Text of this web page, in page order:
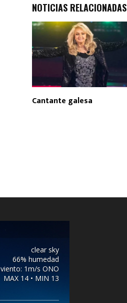
NOTICIAS RELACIONADAS
Cantante galesa
clear sky
66% humedad
viento: 1m/s ONO
MAX 14 • MIN 13